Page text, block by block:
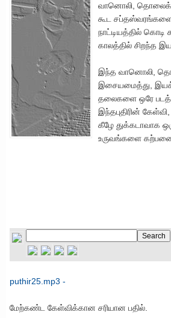
வானொலி,
கூட சப்தஸ்வரங்களை
நாட்டியத்தில்
காலத்தில் சிறந்த
இந்த வானொலி,
இசையமைத்து,
தலைகளை ஒரே
இந்தபுதிரின்
கீழே துக்கடாவாக
உருவங்களை கற்பனை
puthir25.mp3 -
மேற்கண்ட கேள்விக்கான சரியான பதில்.